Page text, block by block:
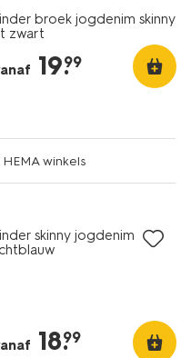
broek jogdenim skinny
zwart
19.
99
winkels
skinny jogdenim
18.
99